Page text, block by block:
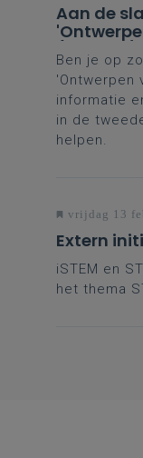
Aan de
(D- en D/
Ben je op
'Ontwerpen
informatie
in de
helpen.
vrijdag 13
Extern
iSTEM en
het thema